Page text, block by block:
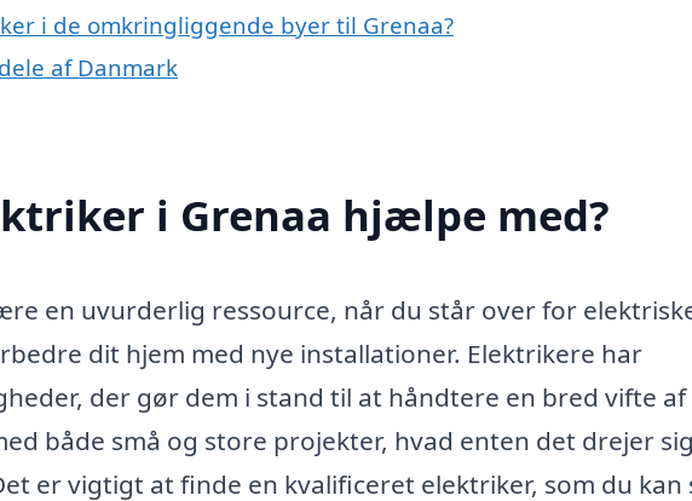
i de omkringliggende byer til Grenaa?
af Danmark
i Grenaa hjælpe med?
en uvurderlig ressource, når du står over for
dit hjem med nye installationer. Elektrikere har
der gør dem i stand til at håndtere en bred vifte af
både små og store projekter, hvad enten det drejer
er vigtigt at finde en kvalificeret elektriker, som du kan